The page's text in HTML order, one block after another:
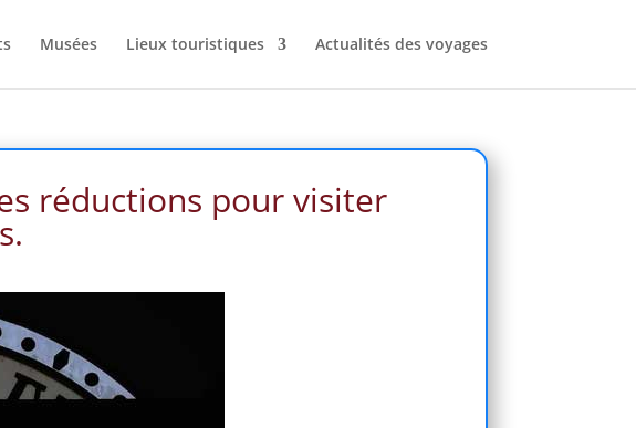
Musées Lieux touristiques Actualités des voyages
réductions pour visiter